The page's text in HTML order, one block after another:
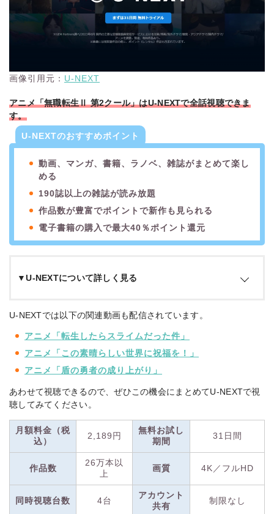
画像引用元： U-NEXT
アニメ「無職転生Ⅱ 第2クール」はU-NEXTで全話視聴できま
す。
U-NEXTのおすすめポイント
動画、マンガ、書籍、ラノベ、雑誌がまとめて楽し
める
190誌以上の雑誌が読み放題
作品数が豊富でポイントで新作も見られる
電子書籍の購入で最大40％ポイント還元
▼U-NEXTについて詳しく見る
U-NEXTは、作品数が国内最大級の26万本以上を誇る動画配信
マンガもまとめて楽しめるのが特徴。
配信タイトルは見放題作品に加え、新作映画も有料レンタルで
聴でき、マンガや映画チケットの購入にも利用可能。
U-NEXTで は、31日間の無料トライアルを実施中！
の動画見放題に加え、190誌以上の雑誌も読み放題のお得なキ
ャンペーンです。
また、特典として貰える600円分のポイントを使って最新作の
レンタルや電子書籍の購入もできるので、ぜひこの機会にU-
NEXTを利用してみてください。
U-NEXTでは以下の関連動画も配信されています。
アニメ「転生したらスライムだった件」
アニメ「この素晴らしい世界に祝福を！」
アニメ「盾の勇者の成り上がり」
あわせて視聴できるので、ぜひこの機会にまとめてU-NEXTで視
聴してみてください。
月額料金（税
込）
2,189円
無料お試し
期間
31日間
作品数
26万本以
上
画質 4K／フルHD
同時視聴台数 4台
アカウント
共有
制限なし